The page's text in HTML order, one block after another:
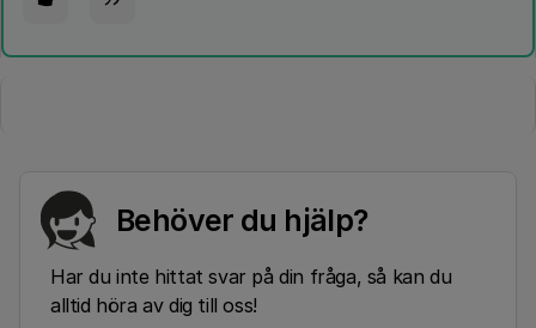
Behöver du hjälp?
Har du inte hittat svar på din fråga, så kan du
alltid höra av dig till oss!